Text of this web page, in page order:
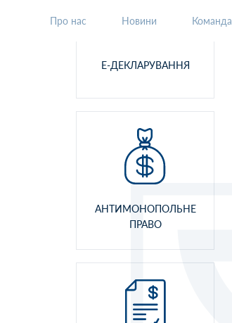
Про нас Новини Команда
Е-ДЕКЛАРУВАННЯ
АНТИМОНОПОЛЬНЕ
ПРАВО